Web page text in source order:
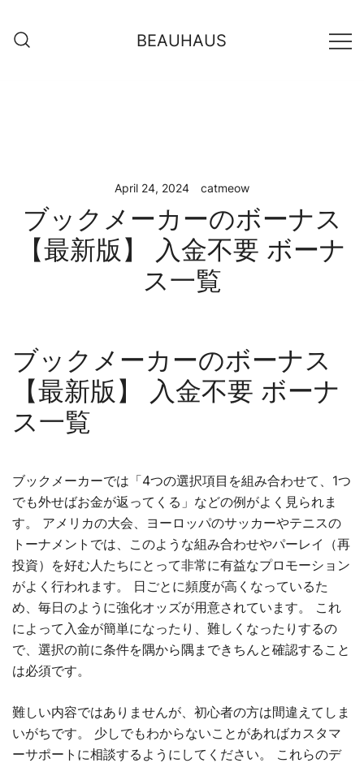
content
BEAUHAUS
April 24, 2024 catmeow
ブックメーカーのボーナス
【最新版】 入金不要 ボーナ
ス一覧
ブックメーカーのボーナス
【最新版】 入金不要 ボーナ
ス一覧
ブックメーカーでは「4つの選択項目を組み合わせて、1つ
でも外せばお金が返ってくる」などの例がよく見られま
す。 アメリカの大会、ヨーロッパのサッカーやテニスの
トーナメントでは、このような組み合わせやパーレイ（再
投資）を好む人たちにとって非常に有益なプロモーション
がよく行われます。 日ごとに頻度が高くなっているた
め、毎日のように強化オッズが用意されています。 これ
によって入金が簡単になったり、難しくなったりするの
で、選択の前に条件を隅から隅まできちんと確認すること
は必須です。
難しい内容ではありませんが、初心者の方は間違えてしま
いがちです。 少しでもわからないことがあればカスタマ
ーサポートに相談するようにしてください。 これらのデ